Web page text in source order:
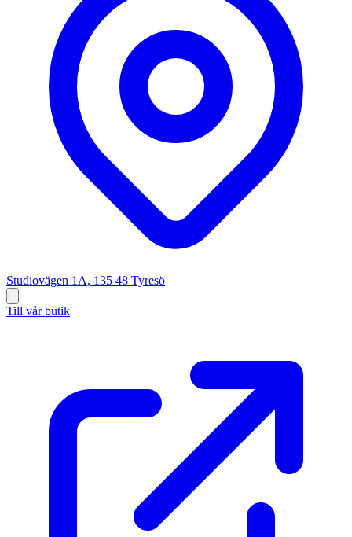
Studiovägen 1A, 135 48 Tyresö
Till vår butik